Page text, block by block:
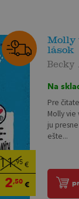
11,95 €
2,50 €
Molly
lások
Becky
Na
Pre
Molly
ju
ešte...